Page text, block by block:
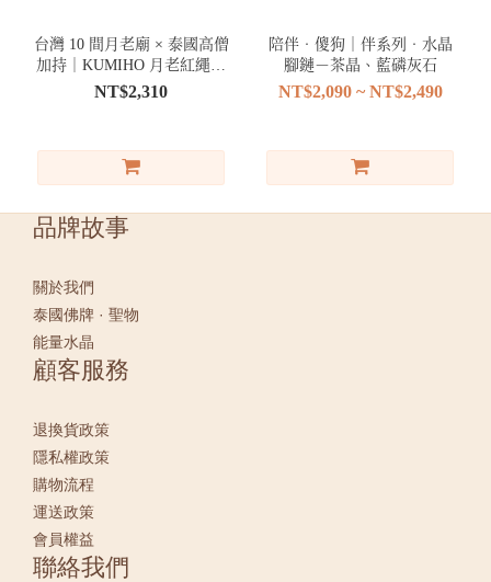
(1)
台灣 10 間月老廟 × 泰國高僧
加持｜KUMIHO 月老紅繩腳
鍊｜正緣與魅力
NT$2,310
陪伴．傻狗｜伴系列．水晶
腳鏈－茶晶、藍磷灰石
NT$2,090 ~ NT$2,490
品牌故事
關於我們
泰國佛牌 · 聖物
能量水晶
顧客服務
退換貨政策
隱私權政策
購物流程
運送政策
會員權益
聯絡我們